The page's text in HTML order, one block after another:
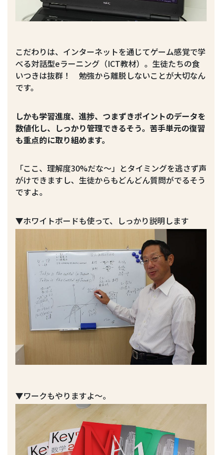
こだわりは、インターネットを通じてゲーム感覚で学
べる対話型eラーニング（ICT教材）。生徒たちの食
いつきは抜群！ 勉強から離脱しないことが大切なん
です。
しかも学習進度、進捗、つまずきポイントのデータを
数値化し、しっかり管理できるそう。苦手単元の復習
も重点的に取り組めます。
「ここ、理解度30%だな〜」とタイミングを逃さず声
がけできますし、生徒からもどんどん質問がでるそう
ですよ。
▼ホワイトボードも使って、しっかり説明します
▼ワークもやりますよ〜。